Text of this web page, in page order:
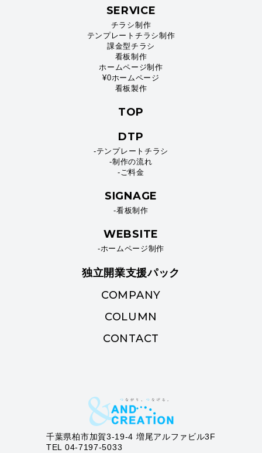
SERVICE
チラシ制作
テンプレートチラシ制作
課金型チラシ
看板制作
ホームページ制作
¥0ホームページ
看板製作
TOP
DTP
-テンプレートチラシ
-制作の流れ
-ご料金
SIGNAGE
-看板制作
WEBSITE
-ホームページ制作
独立開業支援パック
COMPANY
COLUMN
CONTACT
千葉県柏市加賀3-19-4 増尾アルファビル3F
TEL 04-7197-5033